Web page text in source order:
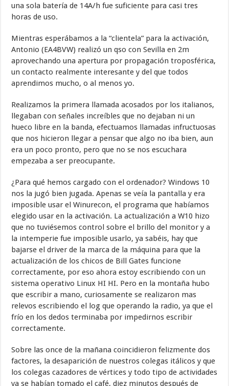
una sola batería de 14A/h fue suficiente para casi tres
horas de uso.
Mientras esperábamos a la “clientela” para la activación,
Antonio (EA4BVW) realizó un qso con Sevilla en 2m
aprovechando una apertura por propagación troposférica,
un contacto realmente interesante y del que todos
aprendimos mucho, o al menos yo.
Realizamos la primera llamada acosados por los italianos,
llegaban con señales increíbles que no dejaban ni un
hueco libre en la banda, efectuamos llamadas infructuosas
que nos hicieron llegar a pensar que algo no iba bien, aun
era un poco pronto, pero que no se nos escuchara
empezaba a ser preocupante.
¿Para qué hemos cargado con el ordenador? Windows 10
nos la jugó bien jugada. Apenas se veía la pantalla y era
imposible usar el Winurecon, el programa que habíamos
elegido usar en la activación. La actualización a W10 hizo
que no tuviésemos control sobre el brillo del monitor y a
la intemperie fue imposible usarlo, ya sabéis, hay que
bajarse el driver de la marca de la máquina para que la
actualización de los chicos de Bill Gates funcione
correctamente, por eso ahora estoy escribiendo con un
sistema operativo Linux HI HI. Pero en la montaña hubo
que escribir a mano, curiosamente se realizaron mas
relevos escribiendo el log que operando la radio, ya que el
frío en los dedos terminaba por impedirnos escribir
correctamente.
Sobre las once de la mañana coincidieron felizmente dos
factores, la desaparición de nuestros colegas itálicos y que
los colegas cazadores de vértices y todo tipo de actividades
ya se habían tomado el café, diez minutos después de